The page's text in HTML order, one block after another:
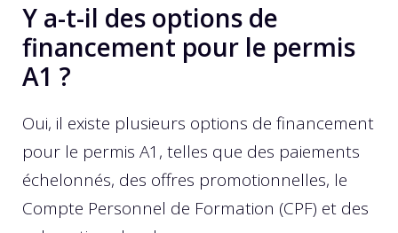
Y a-t-il des options de
financement pour le permis
A1 ?
Oui, il existe plusieurs options de financement
pour le permis A1, telles que des paiements
échelonnés, des offres promotionnelles, le
Compte Personnel de Formation (CPF) et des